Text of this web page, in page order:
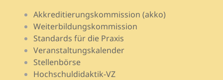
Akkreditierungskommission (akko)
Weiterbildungskommission
Standards für die Praxis
Veranstaltungskalender
Stellenbörse
Hochschuldidaktik-VZ